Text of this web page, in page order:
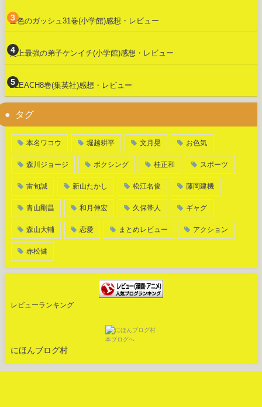
金色のガッシュ31巻(小学館)感想・レビュー
史上最強の弟子ケンイチ(小学館)感想・レビュー
BLEACH8巻(集英社)感想・レビュー
タグ
本名ワコウ 堀越耕平 文月晃 お色気
森川ジョージ ボクシング 桂正和 スポーツ
雷旬誠 新山たかし 松江名俊 藤岡建機
青山剛昌 和月伸宏 久保帯人 ギャグ
森山大輔 恋愛 まとめレビュー アクション
赤松健
レビューランキング
にほんブログ村